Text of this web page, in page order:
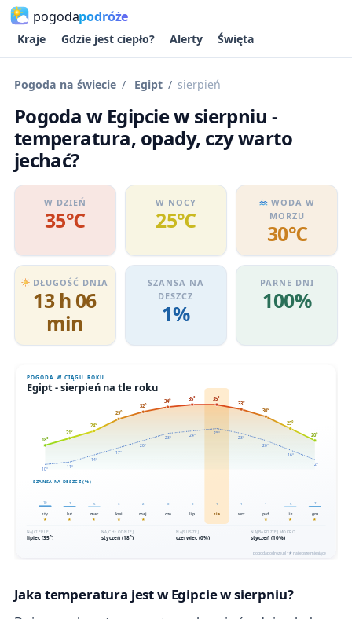
pogodapodróże
Kraje Gdzie jest ciepło? Alerty Święta
Pogoda na świecie Egipt sierpień
Pogoda w Egipcie w sierpniu -
temperatura, opady, czy warto
jechać?
W DZIEŃ
35℃
W NOCY
25℃
WODA W
MORZU
30℃
DŁUGOŚĆ DNIA
13 h 06
min
SZANSA NA
DESZCZ
1%
PARNE DNI
100%
Jaka temperatura jest w Egipcie w sierpniu?